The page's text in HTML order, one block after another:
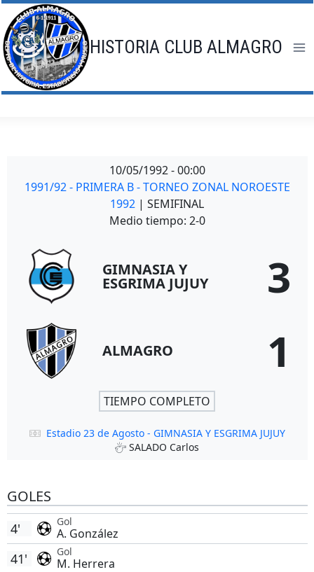
Saltar
al
contenido
HISTORIA CLUB ALMAGRO
10/05/1992 - 00:00
1991/92 - PRIMERA B - TORNEO ZONAL NOROESTE
1992 | SEMIFINAL
Medio tiempo: 2-0
GIMNASIA Y
ESGRIMA JUJUY 3
ALMAGRO 1
TIEMPO COMPLETO
Estadio 23 de Agosto - GIMNASIA Y ESGRIMA JUJUY
SALADO Carlos
GOLES
Gol
A. González
4'
Gol
M. Herrera
41'